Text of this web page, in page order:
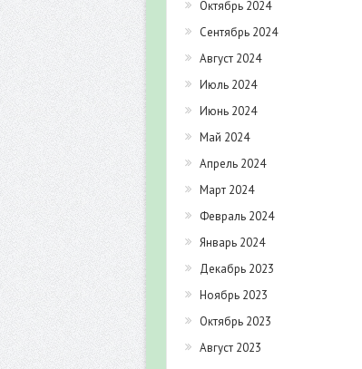
Октябрь 2024
Сентябрь 2024
Август 2024
Июль 2024
Июнь 2024
Май 2024
Апрель 2024
Март 2024
Февраль 2024
Январь 2024
Декабрь 2023
Ноябрь 2023
Октябрь 2023
Август 2023